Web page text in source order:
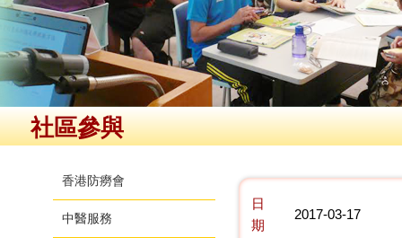
社區參與
香港防癆會
中醫服務
日
期
2017-03-17